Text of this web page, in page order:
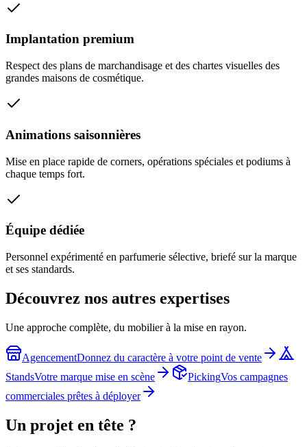
Implantation premium
Respect des plans de marchandisage et des chartes visuelles des
grandes maisons de cosmétique.
Animations saisonnières
Mise en place rapide de corners, opérations spéciales et podiums à
chaque temps fort.
Équipe dédiée
Personnel expérimenté en parfumerie sélective, briefé sur la marque
et ses standards.
Découvrez nos autres expertises
Une approche complète, du mobilier à la mise en rayon.
AgencementDonnez du caractère à votre point de vente
StandsVotre marque mise en scène PickingVos campagnes
commerciales prêtes à déployer
Un projet en tête ?